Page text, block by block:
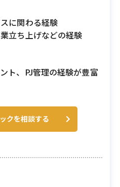
に関わる経験
立ち上げなどの経験
ト、PJ管理の経験が豊富
クを相談する